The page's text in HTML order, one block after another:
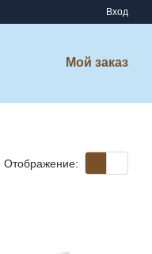
Вход
Мой заказ
Отображение: